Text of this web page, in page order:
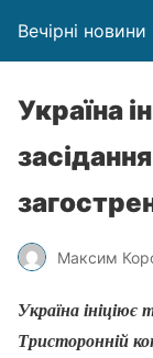
Вечірні новини
Україна
Максим
Україна ініціює
Тристоронній